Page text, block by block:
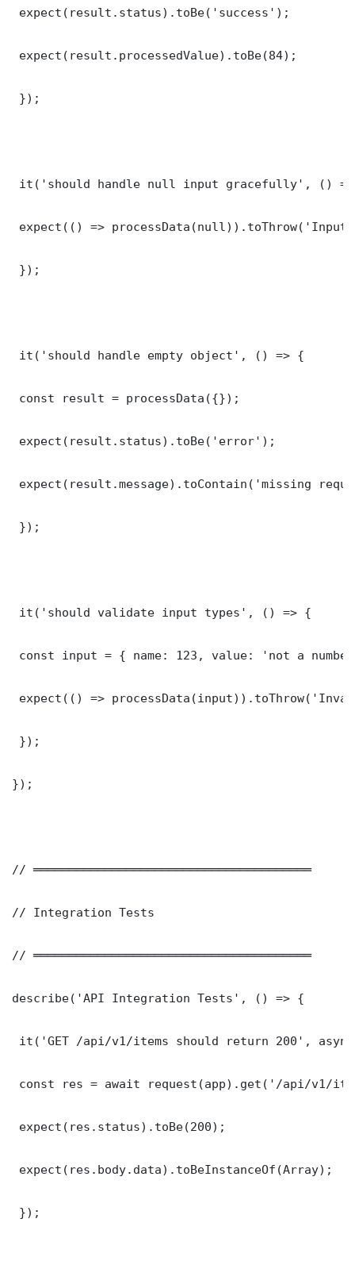
expect(result.status).toBe('success');
expect(result.processedValue).toBe(84);
});
it('should handle null input gracefully', ()
expect(() =>
});
it('should handle empty object', () => {
const result = processData({});
expect(result.status).toBe('error');
expect(result.message).toContain('missing
});
it('should validate input types', () => {
const input = { name: 123, value: 'not a
expect(() =>
});
});
// ═══════════════════════════════════════
// Integration Tests
// ═══════════════════════════════════════
describe('API Integration Tests', () => {
it('GET /api/v1/items should return 200',
const res = await request(app).get('/api/v1/
expect(res.status).toBe(200);
expect(res.body.data).toBeInstanceOf(Array);
});